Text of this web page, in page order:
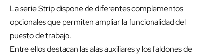
La serie Strip dispone de diferentes complementos
opcionales que permiten ampliar la funcionalidad del
puesto de trabajo.
Entre ellos destacan las alas auxiliares y los faldones de